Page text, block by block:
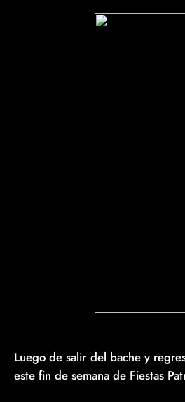
Luego de salir del bache y
este fin de semana de Fiestas